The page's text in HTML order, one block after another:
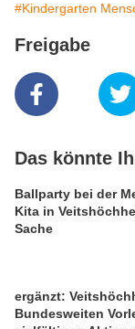
#Kindergarten
Freigabe
Das könnte
Ballparty bei der
Kita in
Sache
ergänzt:
Bundesweiten